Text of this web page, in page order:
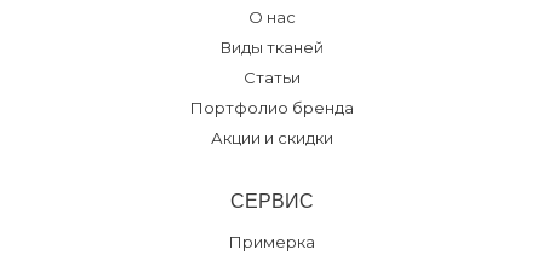
О нас
Виды тканей
Статьи
Портфолио бренда
Акции и скидки
СЕРВИС
Примерка